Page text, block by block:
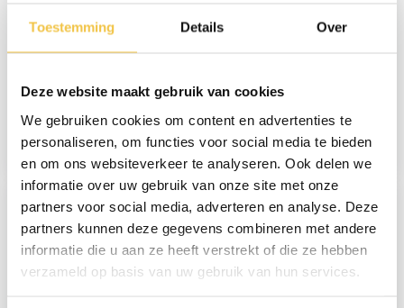
Toestemming Details Over
Deze website maakt gebruik van cookies
We gebruiken cookies om content en advertenties te
personaliseren, om functies voor social media te bieden
en om ons websiteverkeer te analyseren. Ook delen we
informatie over uw gebruik van onze site met onze
partners voor social media, adverteren en analyse. Deze
partners kunnen deze gegevens combineren met andere
informatie die u aan ze heeft verstrekt of die ze hebben
verzameld op basis van uw gebruik van hun services.
lichtgewicht driewiel
indoor rollator
119,-
Trollimaster RG70
lichtgewicht Rollator
LOW
269,-